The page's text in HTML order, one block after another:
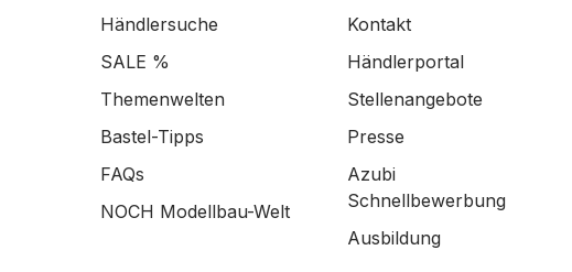
Händlersuche
SALE %
Themenwelten
Bastel-Tipps
FAQs
NOCH Modellbau-Welt
Kontakt
Händlerportal
Stellenangebote
Presse
Azubi
Schnellbewerbung
Ausbildung